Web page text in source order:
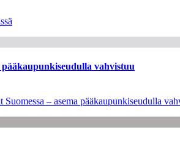
vahvistuu
– asema pääkaupunkiseudulla